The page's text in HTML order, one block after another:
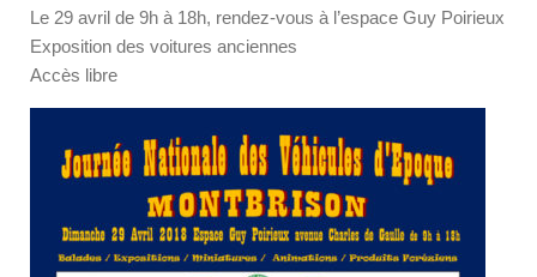
Le 29 avril de 9h à 18h, rendez-vous à l’espace Guy Poirieux
Exposition des voitures anciennes
Accès libre